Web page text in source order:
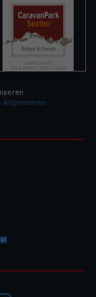
Allgemeinen